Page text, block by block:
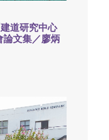
道研究中心
文集／廖炳